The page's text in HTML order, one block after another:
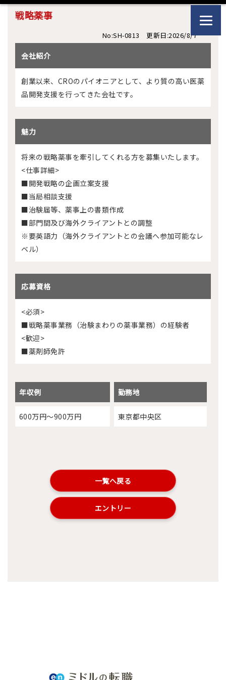
戦略薬事
No:SH-0813 更新日:2026/8/7
会社紹介
創業以来、CROのパイオニアとして、より質の高い医薬
品開発支援を行ってきた会社です。
魅力
将来の戦略薬事を牽引してくれる方を募集いたします。
<仕事詳細>
■開発戦略の企画立案支援
■当局相談支援
■治験届等、薬事上の書類作成
■部門間及び海外クライアントとの調整
※要英語力（海外クライアントとの会議へ参加可能なレ
ベル）
応募資格
<必須>
■戦略薬事業務（治験まわりの薬事業務）の経験者
<歓迎>
■薬剤師免許
年収例 勤務地
600万円～900万円 東京都中央区
一覧へ戻る
エントリー